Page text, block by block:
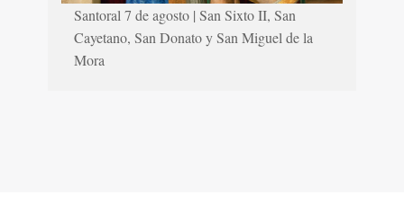
Santoral 7 de agosto | San Sixto II, San
Cayetano, San Donato y San Miguel de la
Mora